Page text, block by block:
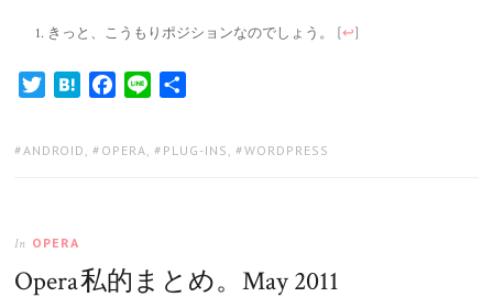
きっと、こうもりポジションなのでしょう。 [↩]
TwitterHatenaFacebook
Line
TAGS:
ANDROID , OPERA, PLUG-INS , WORDPRESS
In OPERA
Opera 私的まとめ。​May 2011